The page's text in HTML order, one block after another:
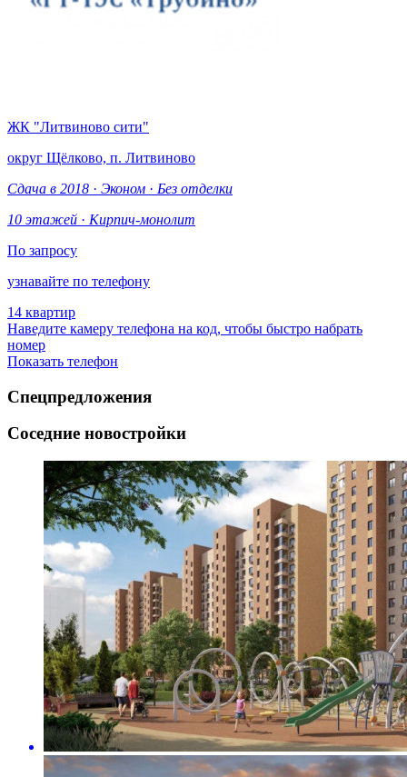
ЖК "Литвиново сити"
округ Щёлково, п. Литвиново
Сдача в 2018 · Эконом · Без отделки
10 этажей · Кирпич-монолит
По запросу
узнавайте по телефону
14 квартир
Наведите камеру телефона на код, чтобы быстро набрать
номер
Показать телефон
Спецпредложения
Соседние новостройки